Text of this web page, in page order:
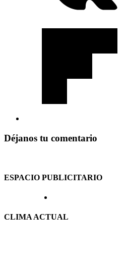
Déjanos tu comentario
ESPACIO PUBLICITARIO
CLIMA ACTUAL